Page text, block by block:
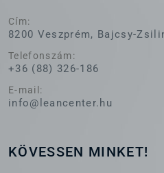
Cím:
8200 Veszprém, Bajcsy-
Telefonszám:
+36 (88) 326-186
E-mail:
info@leancenter.hu
KÖVESSEN MINKET!